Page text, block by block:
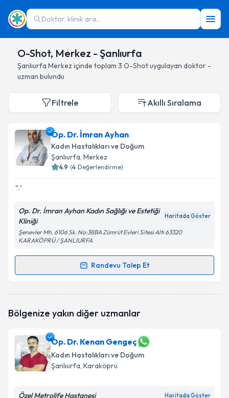
Doktor, klinik ara...
O-Shot, Merkez - Şanlıurfa
Şanlıurfa Merkez içinde toplam 3 O-Shotuygulayan doktor -
uzman bulundu
Filtrele Akıllı Sıralama
Op. Dr. İmran Ayhan
Kadın Hastalıkları ve Doğum
Şanlıurfa, Merkez
4.9 (4 Değerlendirme)
.
Op. Dr. İmran Ayhan Kadın Sağlığı ve Estetiği
Kliniği
Haritada Göster
Şenevler Mh. 6106 Sk. No:38BA Zümrüt Evleri Sitesi Altı 63320
KARAKÖPRÜ / ŞANLIURFA
Randevu Talep Et
Randevu Takvimi Talebi
oluşturun. Size bu uzmandan randevu almanız için bir
E-posta Adresiniz
Kişisel verilerimin işlenmesine ilişkin
Aydınlatma
Bölgenize yakın diğer uzmanlar
Op. Dr. Kenan Gengeç
Kadın Hastalıkları ve Doğum
Şanlıurfa, Karaköprü
Özel Metrolife Hastanesi Haritada Göster